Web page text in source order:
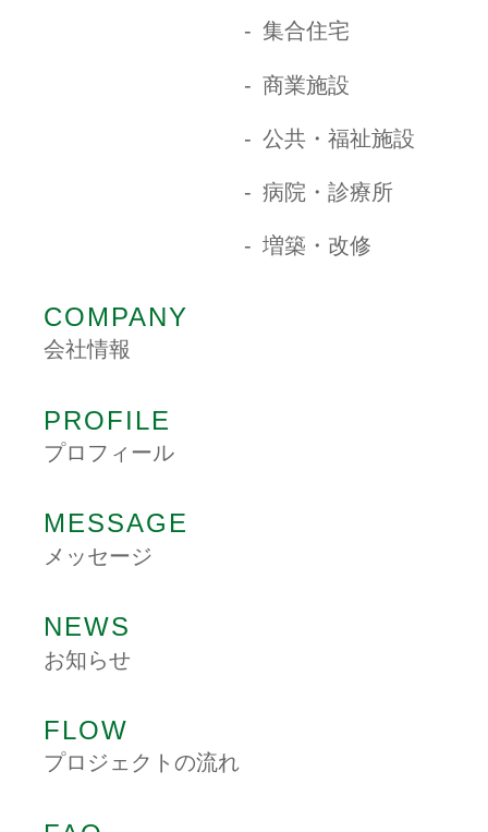
集合住宅
商業施設
公共・福祉施設
病院・診療所
増築・改修
COMPANY
会社情報
PROFILE
プロフィール
MESSAGE
メッセージ
NEWS
お知らせ
FLOW
プロジェクトの流れ